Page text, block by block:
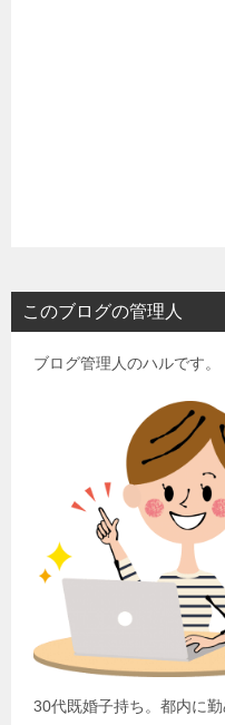
このブログの管理人
ブログ管理人のハルです。
30代既婚子持ち。都内に勤